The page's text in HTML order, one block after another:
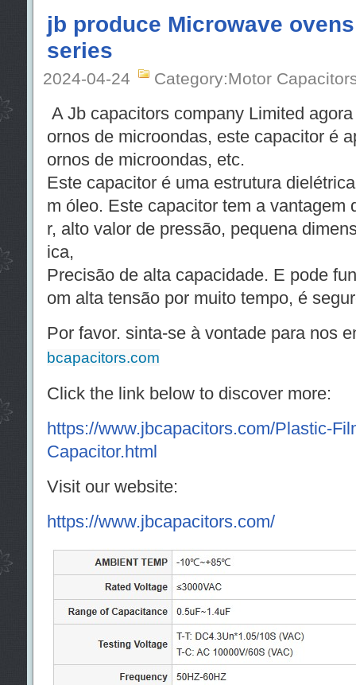
jb produce Microwave
series
2024-04-24 Category:Motor
A Jb capacitors company Limited
ornos de microondas, este capacitor é
ornos de microondas, etc.
Este capacitor é uma estrutura
m óleo. Este capacitor tem a vantagem
r, alto valor de pressão, pequena
ica,
Precisão de alta capacidade. E pode
om alta tensão por muito tempo, é
Por favor. sinta-se à vontade para nos
bcapacitors.com
Click the link below to discover more:
https://www.jbcapacitors.com/Plastic-
Capacitor.html
Visit our website:
https://www.jbcapacitors.com/